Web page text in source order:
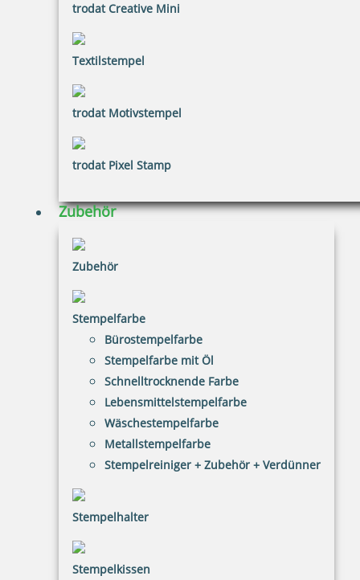
trodat Creative Mini
Textilstempel
trodat Motivstempel
trodat Pixel Stamp
Zubehör
Zubehör
Stempelfarbe
Bürostempelfarbe
Stempelfarbe mit Öl
Schnelltrocknende Farbe
Lebensmittelstempelfarbe
Wäschestempelfarbe
Metallstempelfarbe
Stempelreiniger + Zubehör + Verdünner
Stempelhalter
Stempelkissen
Jetzt gestalten
Printy 4924 Tauchstempel 14 Taucherstempel Motiv Zitteraal
inkl. 20.00 % Mwst.
Jetzt gestalten
Printy 4924 Tauchstempel 15 Taucherstempel Motiv Krake
41,41 €
inkl. 20.00 % Mwst.
Jetzt gestalten